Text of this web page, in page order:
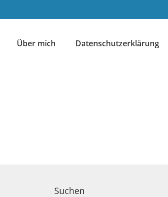
Über mich Datenschutzerklärung
Suchen